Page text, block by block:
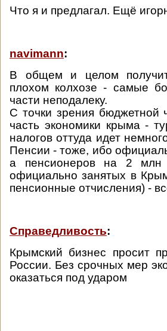
Что я и предлагал. Ещё
navimann:
В общем и целом
плохом колхозе - самые
части неподалеку.
С точки зрения бюджетной
часть экономики крыма -
налогов оттуда идет
Пенсии - тоже, ибо
а пенсионеров на 2 млн
официально занятых в
пенсионные отчисления) -
Справедливость:
Крымский бизнес просит
России. Без срочных мер
оказаться под ударом